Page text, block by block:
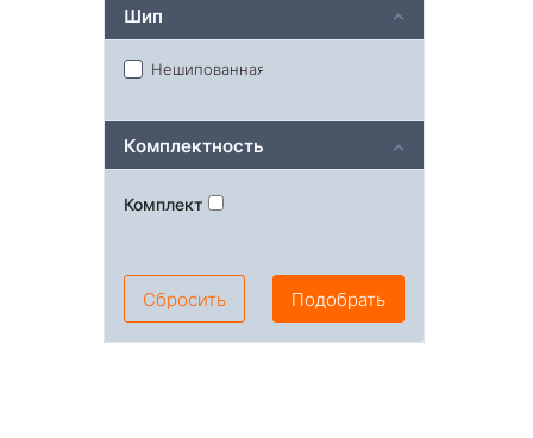
Шип
Нешипованная
Комплектность
Комплект
Сбросить Подобрать